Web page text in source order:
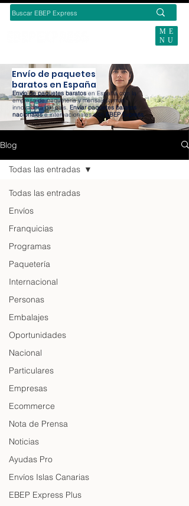
ME
NU
Envío de paquetes
baratos en España
Envío de paquetes baratos en España con la
empresa de paquetería y mensajería más
innovadora del país. Enviar paquetes baratos
nacionalese internacionales con EBEP Express.
Blog
Todas las entradas
Envíos
Franquicias
Programas
Paquetería
Internacional
Personas
Embalajes
Oportunidades
Nacional
Particulares
Empresas
Ecommerce
Nota de Prensa
Noticias
Ayudas Pro
Envíos Islas Canarias
EBEP Express Plus
Todas las entradas